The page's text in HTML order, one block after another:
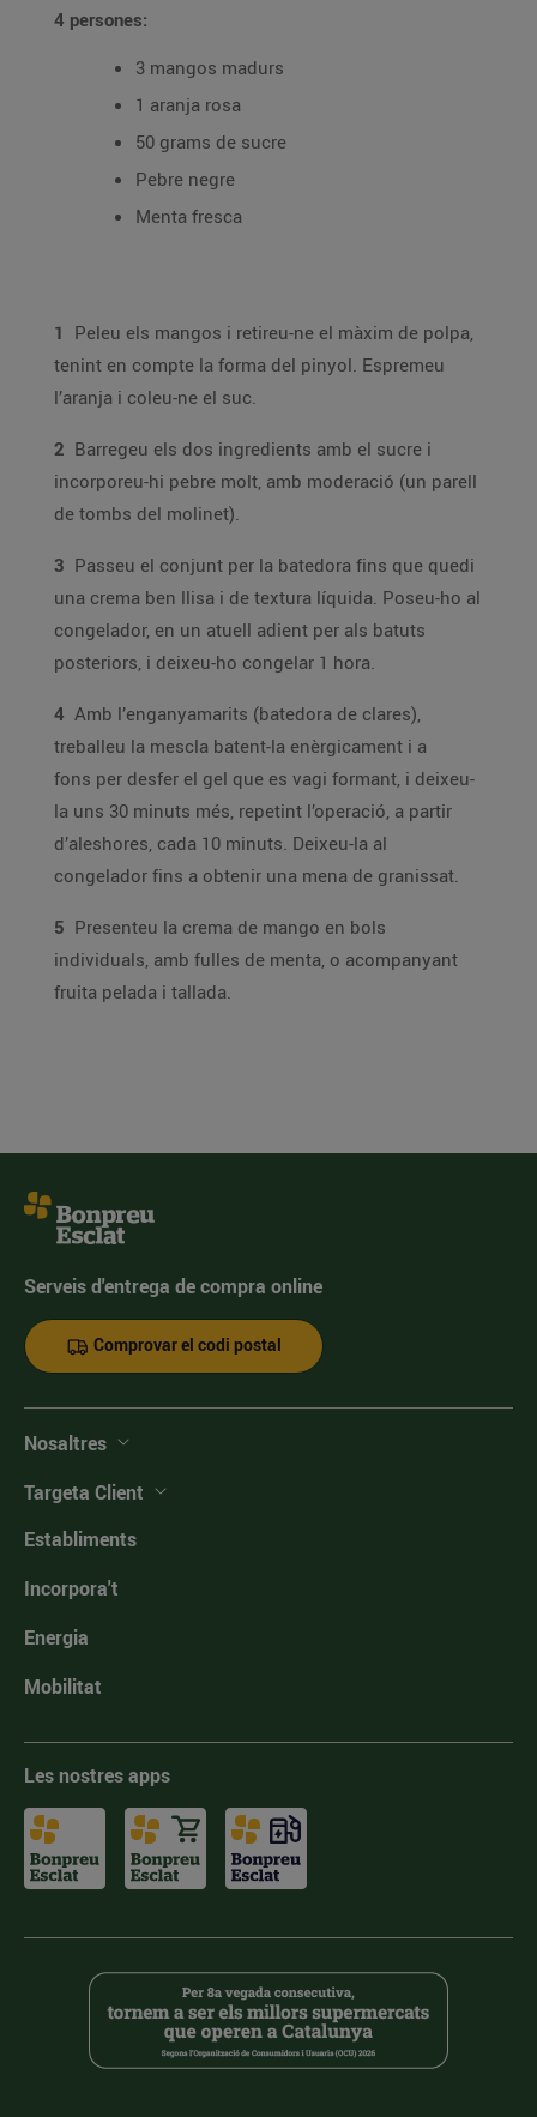
4 persones:
3 mangos madurs
1 aranja rosa
50 grams de sucre
Pebre negre
Menta fresca
1 Peleu els mangos i retireu-ne el màxim de polpa,
tenint en compte la forma del pinyol. Espremeu
l’aranja i coleu-ne el suc.
2 Barregeu els dos ingredients amb el sucre i
incorporeu-hi pebre molt, amb moderació (un parell
de tombs del molinet).
3 Passeu el conjunt per la batedora fins que quedi
una crema ben llisa i de textura líquida. Poseu-ho al
congelador, en un atuell adient per als batuts
posteriors, i deixeu-ho congelar 1 hora.
4 Amb l’enganyamarits (batedora de clares),
treballeu la mescla batent-la enèrgicament i a
fons per desfer el gel que es vagi formant, i deixeu-
la uns 30 minuts més, repetint l’operació, a partir
d’aleshores, cada 10 minuts. Deixeu-la al
congelador fins a obtenir una mena de granissat.
5 Presenteu la crema de mango en bols
individuals, amb fulles de menta, o acompanyant
fruita pelada i tallada.
Serveis d'entrega de compra online
Comprovar el codi postal
Nosaltres
Targeta Client
Establiments
Incorpora't
Energia
Mobilitat
Les nostres apps